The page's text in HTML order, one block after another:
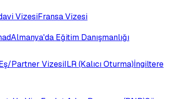
VizesiFransa Vizesi
Almanya'da Eğitim Danışmanlığı
Partner VizesiILR (Kalıcı Oturma)İngiltere